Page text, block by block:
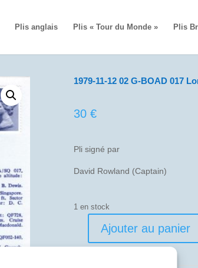
Plis anglais Plis « Tour du Monde » Plis
1979-11-12 02 G-BOAD 017
30 €
Pli signé par
David Rowland (Captain)
1 en stock
quantité
de
Ajouter au panier